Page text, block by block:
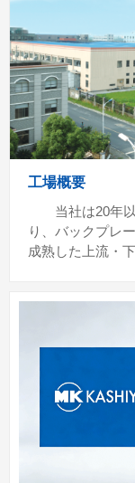
工場概要
当社は20年
り、バックプレ
成熟した上流・